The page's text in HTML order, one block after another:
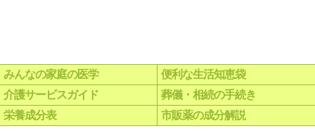
みんなの家庭の医学
便利な生活知恵袋
介護サービスガイド
葬儀・相続の手続き
栄養成分表
市販薬の成分解説